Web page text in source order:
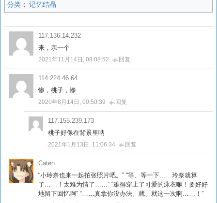
分类： 记忆结晶
117.136.14.232
来，亲一个
2021年11月14日, 08:08:52 回复
114.224.46.64
惨，桃子，惨
2020年8月14日, 00:50:39 回复
117.155.239.173
桃子好像在背景里呐
2021年1月13日, 11:06:34 回复
Caten
“小玲奈也来一起拍张照片吧。” “等、等一下……玲奈就算
了……！太难为情了……” “难得穿上了可爱的泳衣嘛！要好好
地留下回忆啊” “……真拿你没办法。就、就这一次啊……！”